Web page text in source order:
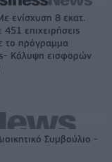
ενίσχυση 8 εκατ.
επιχειρήσεις
το πρόγραμμα
Κάλυψη εισφορών
Συμβούλιο -